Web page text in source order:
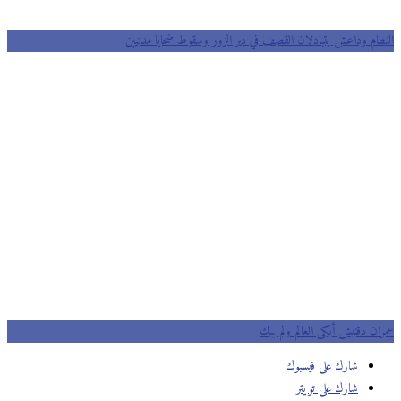
وداعش يتبادلان القصف في دير الزور وسقوط ضحايا مدنيين
دقنيش أبكى العالم ولم يبك
شارك على فيسبوك
شارك على تويتر